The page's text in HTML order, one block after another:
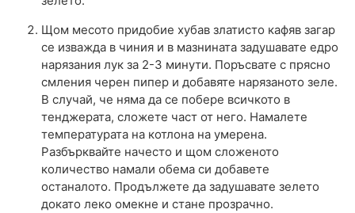
Щом месото придобие хубав златисто кафяв загар
се изважда в чиния и в мазнината задушавате едро
нарязания лук за 2-3 минути. Поръсвате с прясно
смления черен пипер и добавяте нарязаното зеле.
В случай, че няма да се побере всичкото в
тенджерата, сложете част от него. Намалете
температурата на котлона на умерена.
Разбърквайте начесто и щом сложеното
количество намали обема си добавете
останалото. Продължете да задушавате зелето
докато леко омекне и стане прозрачно.